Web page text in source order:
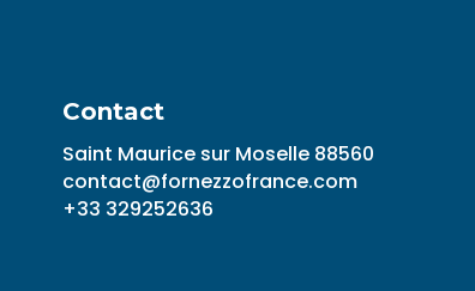
Contact
Saint Maurice sur Moselle 88560
contact@fornezzofrance.com
+33 329252636